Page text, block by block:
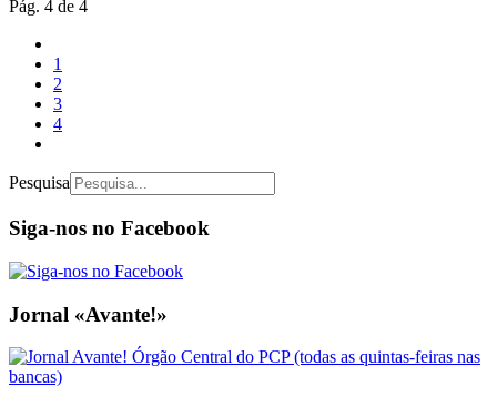
Pág. 4 de 4
1
2
3
4
Pesquisa
Siga-nos no Facebook
Jornal «Avante!»